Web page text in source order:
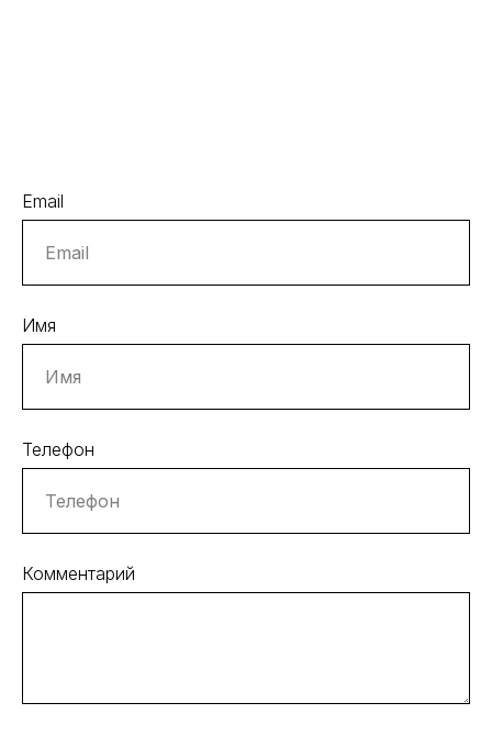
Email
Имя
Телефон
Комментарий